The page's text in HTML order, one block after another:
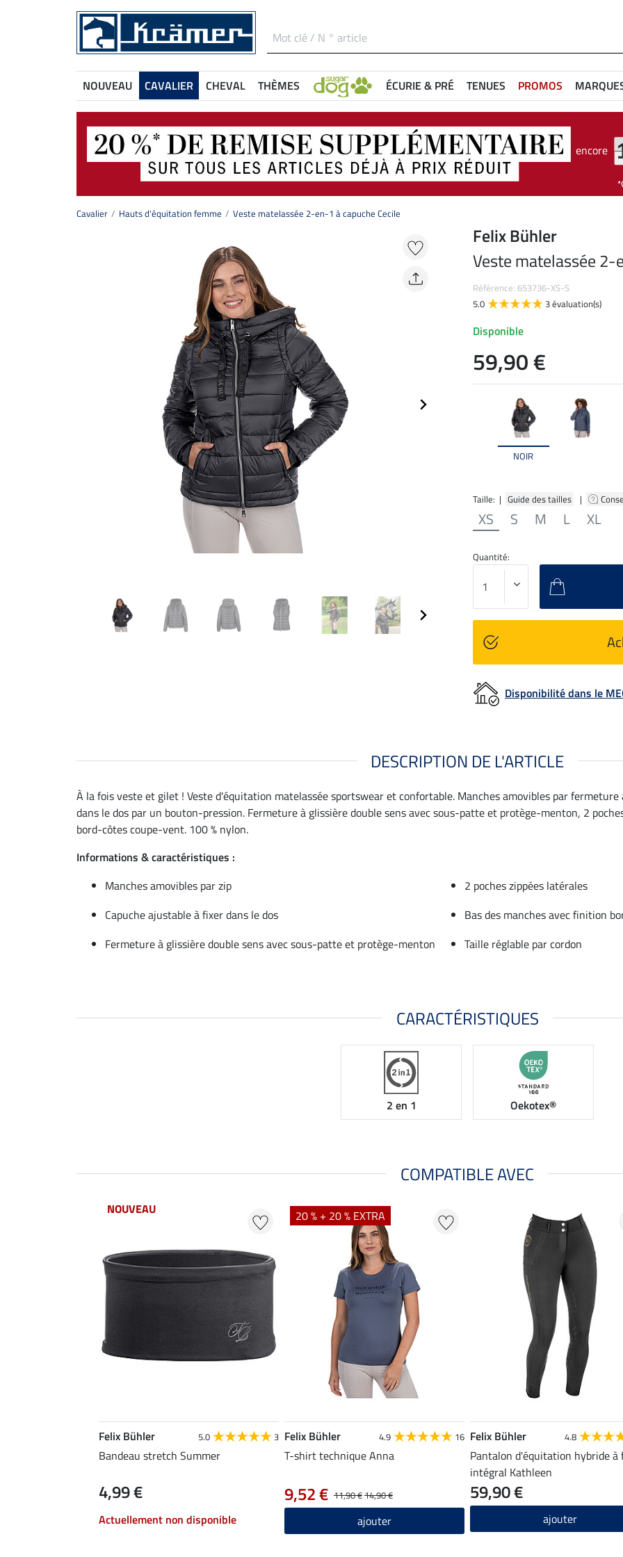
NOUVEAU CAVALIER CHEVAL THÈMES ÉCURIE & PRÉ TENUES PROMOS
encore
Cavalier Hauts d'équitation femme Veste matelassée 2-en-1 à capuche Cecile
NOIR
Taille: | Guide des tailles |
XS S M L XL
Felix Bühler
Veste matelassée 2-
Référence: 653736-XS-S
5.0
3 évaluation(s)
Disponible
59,90 €
Quantité:
Disponibilité dans le
DESCRIPTION DE L'ARTICLE
À la fois veste et gilet ! Veste d'équitation matelassée sportswear et confortable. Manches amovibles par
dans le dos par un bouton-pression. Fermeture à glissière double sens avec sous-patte et protège-menton, 2
bord-côtes coupe-vent. 100 % nylon.
Informations & caractéristiques :
Manches amovibles par zip
2 poches zippées latérales
Capuche ajustable à fixer dans le dos
Bas des manches avec finition
Fermeture à glissière double sens avec sous-patte et protège-menton
Taille réglable par cordon
CARACTÉRISTIQUES
2 en 1 Oekotex®
COMPATIBLE AVEC
NOUVEAU
Felix Bühler 5.0 3
Bandeau stretch Summer
4,99 €
Actuellement non disponible
20 % + 20 % EXTRA
Felix Bühler 4.9 16
T-shirt technique Anna
11,90 €14,90 €
9,52 €
ajouter
Felix Bühler 4.8
Pantalon d'équitation hybride à
intégral Kathleen
59,90 €
ajouter